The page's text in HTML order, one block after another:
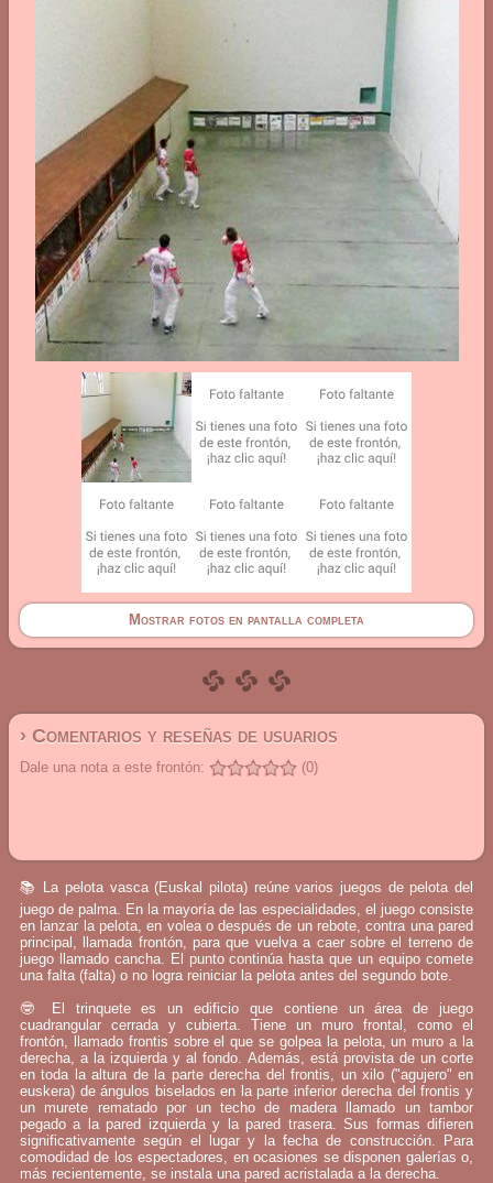
Mostrar fotos en pantalla completa
› Comentarios y reseñas de usuarios
Dale una nota a este frontón: (0)
📚 La pelota vasca (Euskal pilota) reúne varios juegos de pelota del
juego de palma. En la mayoría de las especialidades, el juego consiste
en lanzar la pelota, en volea o después de un rebote, contra una pared
principal, llamada frontón, para que vuelva a caer sobre el terreno de
juego llamado cancha. El punto continúa hasta que un equipo comete
una falta (falta) o no logra reiniciar la pelota antes del segundo bote.
🤓 El trinquete es un edificio que contiene un área de juego
cuadrangular cerrada y cubierta. Tiene un muro frontal, como el
frontón, llamado frontis sobre el que se golpea la pelota, un muro a la
derecha, a la izquierda y al fondo. Además, está provista de un corte
en toda la altura de la parte derecha del frontis, un xilo ("agujero" en
euskera) de ángulos biselados en la parte inferior derecha del frontis y
un murete rematado por un techo de madera llamado un tambor
pegado a la pared izquierda y la pared trasera. Sus formas difieren
significativamente según el lugar y la fecha de construcción. Para
comodidad de los espectadores, en ocasiones se disponen galerías o,
más recientemente, se instala una pared acristalada a la derecha.